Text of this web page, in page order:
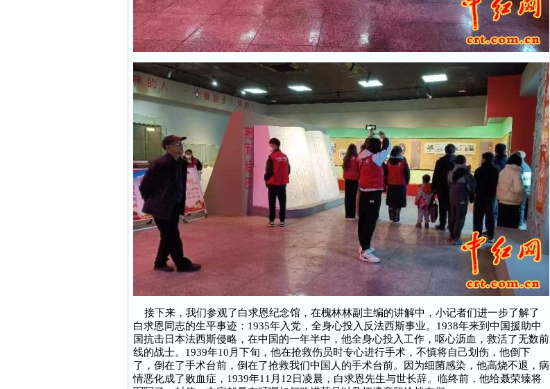
接下来，我们参观了白求恩纪念馆，在槐林林副主编的讲解中，小记者们进一步了解了
白求恩同志的生平事迹：1935年入党，全身心投入反法西斯事业。1938年来到中国援助中
国抗击日本法西斯侵略，在中国的一年半中，他全身心投入工作，呕心沥血，救活了无数前
线的战士。1939年10月下旬，他在抢救伤员时专心进行手术，不慎将自己划伤，他倒下
了，倒在了手术台前，倒在了抢救我们中国人的手术台前。因为细菌感染，他高烧不退，病
情恶化成了败血症，1939年11月12日凌晨，白求恩先生与世长辞。临终前，他给聂荣臻将